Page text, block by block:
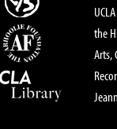
the
Arts,